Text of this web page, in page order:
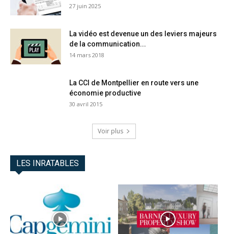
27 juin 2025
La vidéo est devenue un des leviers majeurs
de la communication...
14 mars 2018
La CCI de Montpellier en route vers une
économie productive
30 avril 2015
Voir plus
LES INRATABLES